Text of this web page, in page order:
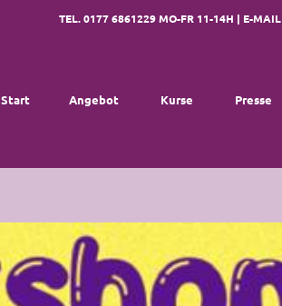
TEL. 0177 6861229 MO-FR 11-14H | E-MAIL
Start Angebot Kurse Presse